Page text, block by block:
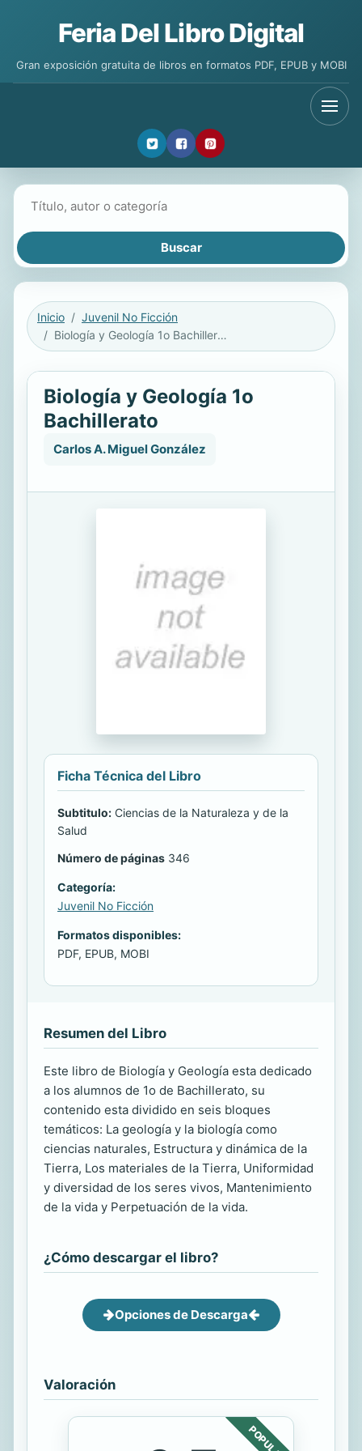
Feria Del Libro Digital
Gran exposición gratuita de libros en formatos PDF, EPUB y MOBI
Inicio
Juvenil No Ficción
Biología y Geología 1o Bachillerato
Biología y Geología 1o
Bachillerato
Carlos A. Miguel González
Ficha Técnica del Libro
Subtitulo: Ciencias de la Naturaleza y de la
Salud
Número de páginas 346
Categoría:
Juvenil No Ficción
Formatos disponibles:
PDF, EPUB, MOBI
Resumen del Libro
Este libro de Biología y Geología esta dedicado
a los alumnos de 1o de Bachillerato, su
contenido esta dividido en seis bloques
temáticos: La geología y la biología como
ciencias naturales, Estructura y dinámica de la
Tierra, Los materiales de la Tierra, Uniformidad
y diversidad de los seres vivos, Mantenimiento
de la vida y Perpetuación de la vida.
¿Cómo descargar el libro?
Opciones de Descarga
Valoración